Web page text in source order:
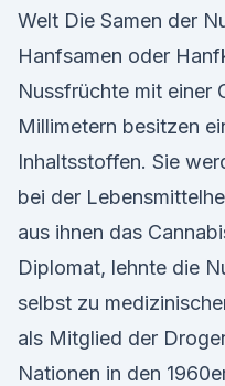
Welt Die Samen der
Hanfsamen oder
Nussfrüchte mit einer
Millimetern besitzen
Inhaltsstoffen. Sie
bei der
aus ihnen das
Diplomat, lehnte die
selbst zu
als Mitglied der
Nationen in den